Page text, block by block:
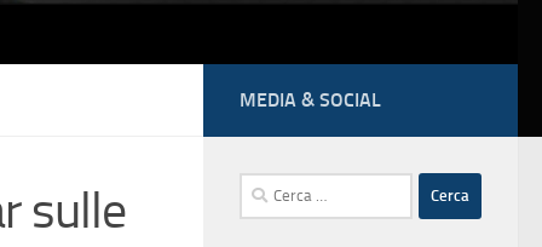
sulle
MEDIA & SOCIAL
Ricerca
per: